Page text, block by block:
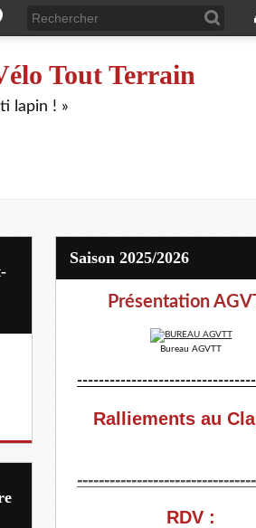
Tout Terrain
lapin ! »
Saison 2025/2026
Présentation
Bureau AGVTT
Ralliements au
RDV :